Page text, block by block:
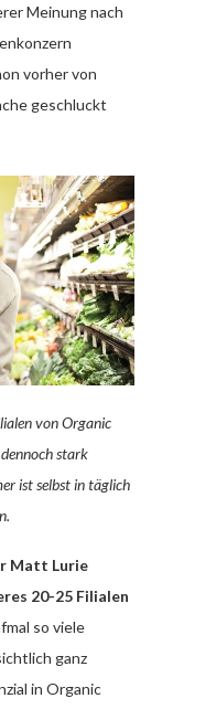
Meinung nach
vorher von
geschluckt
von Organic
stark
ist selbst in täglich
Matt Lurie
20-25 Filialen
so viele
ganz
in Organic